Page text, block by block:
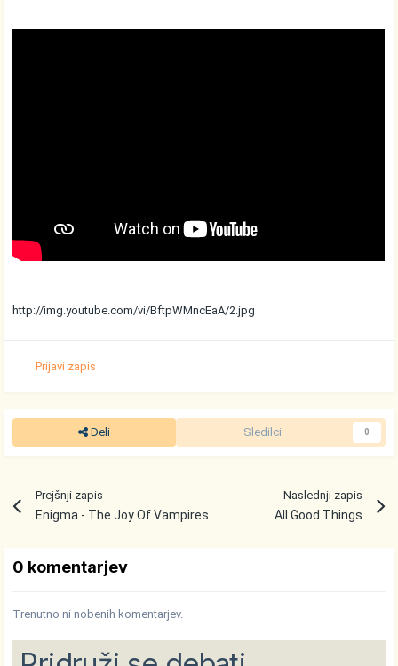
http://img.youtube.com/vi/BftpWMncEaA/2.jpg
Prijavi zapis
Deli Sledilci 0
Prejšnji zapis
Enigma - The Joy Of Vampires
Naslednji zapis
All Good Things
0 komentarjev
Trenutno ni nobenih komentarjev.